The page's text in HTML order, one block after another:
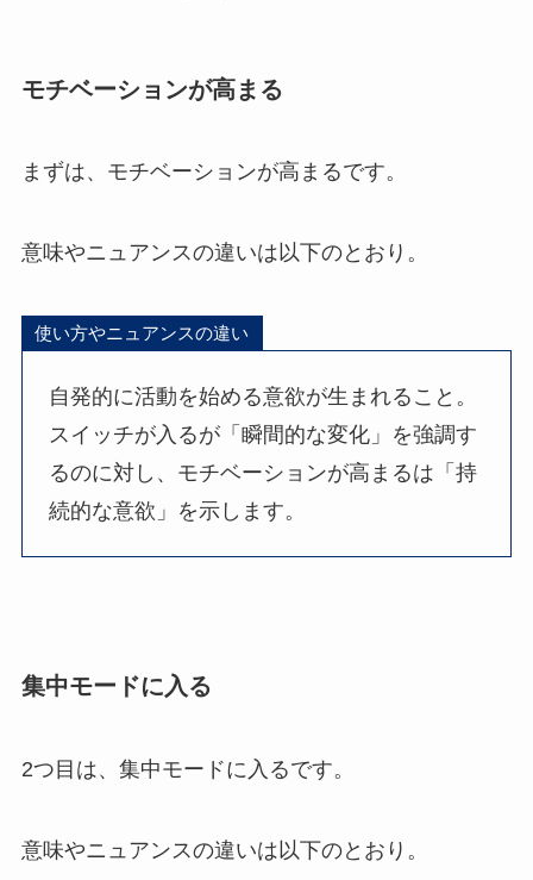
モチベーションが高まる
まずは、モチベーションが高まるです。
意味やニュアンスの違いは以下のとおり。
使い方やニュアンスの違い
自発的に活動を始める意欲が生まれること。
スイッチが入るが「瞬間的な変化」を強調す
るのに対し、モチベーションが高まるは「持
続的な意欲」を示します。
集中モードに入る
2つ目は、集中モードに入るです。
意味やニュアンスの違いは以下のとおり。